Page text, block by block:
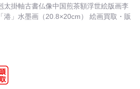
太掛軸古書仏像中国煎茶額浮世絵版画李
港」水墨画（20.8×20cm） 絵画買取・販